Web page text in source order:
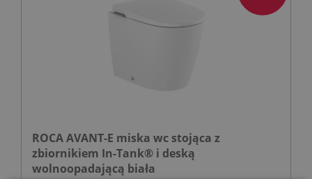
ROCA AVANT-E miska wc stojąca z
zbiornikiem In-Tank® i deską
wolnoopadającą biała